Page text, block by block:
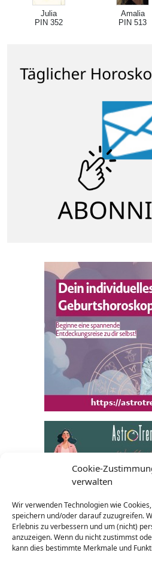
Cookie-
verwalten
Wir verwenden Technologien wie
speichern und/oder darauf zuzugreifen.
Erlebnis zu verbessern und um (nicht)
anzuzeigen. Wenn du nicht zustimmst
kann dies bestimmte Merkmale und
Julia
PIN 352
Amalia
PIN 513